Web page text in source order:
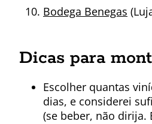
Bodega Benegas
Dicas para
Escolher quantas
dias, e considerei
(se beber, não dirija.